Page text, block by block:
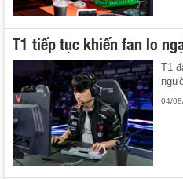
T1 tiếp tục khiến fan lo
T1
04/